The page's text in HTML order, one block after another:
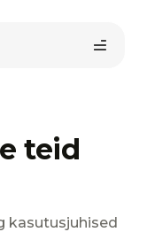
teid
kasutusjuhised